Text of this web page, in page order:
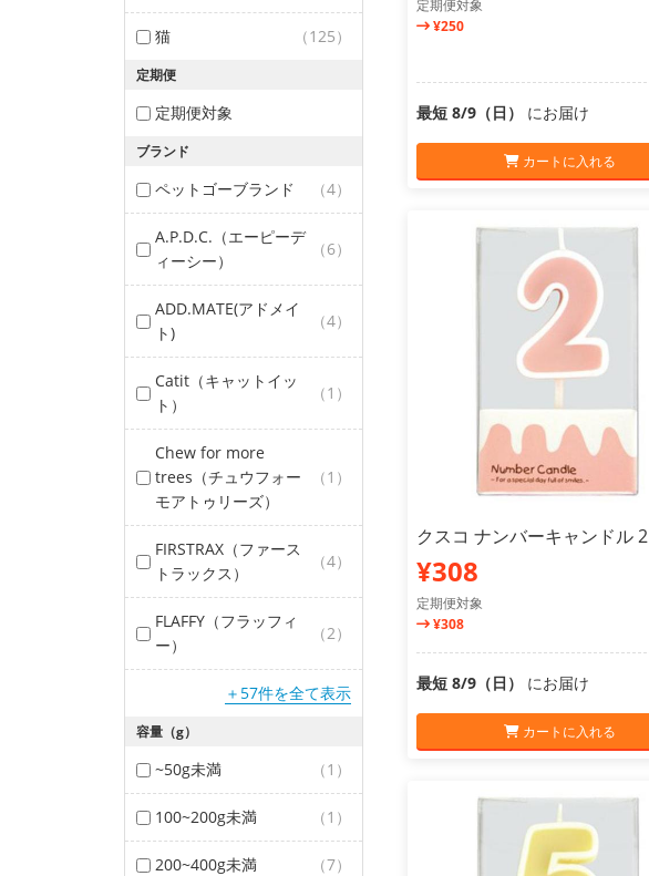
猫 （125）
定期便
定期便対象
ブランド
ペットゴーブランド （4）
A.P.D.C.（エーピーデ
ィーシー）
（6）
ADD.MATE(アドメイ
ト)
（4）
Catit（キャットイッ
ト）
（1）
Chew for more
trees（チュウフォー
モアトゥリーズ）
（1）
FIRSTRAX（ファース
トラックス）
（4）
FLAFFY（フラッフィ
ー）
（2）
＋57件を全て表示
容量（g）
~50g未満 （1）
100~200g未満 （1）
200~400g未満 （7）
定期便対象
¥250
最短 8/9（日） にお届け
カートに入れる
クスコ ナンバーキャンドル 2
¥308
定期便対象
¥308
最短 8/9（日） にお届け
カートに入れる